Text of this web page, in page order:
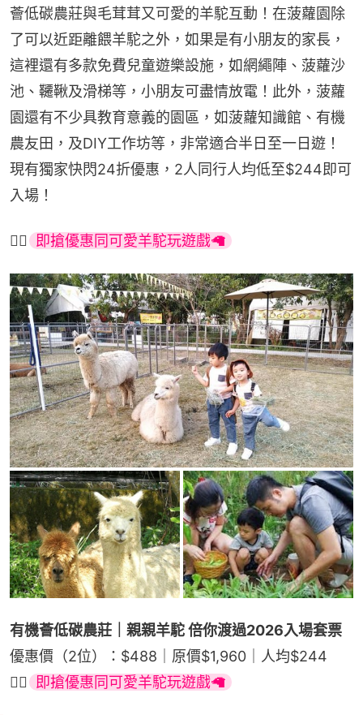
薈低碳農莊與毛茸茸又可愛的羊駝互動！在菠蘿園除
了可以近距離餵羊駝之外，如果是有小朋友的家長，
這裡還有多款免費兒童遊樂設施，如網繩陣、菠蘿沙
池、韆鞦及滑梯等，小朋友可盡情放電！此外，菠蘿
園還有不少具教育意義的園區，如菠蘿知識館、有機
農友田，及DIY工作坊等，非常適合半日至一日遊！
現有獨家快閃24折優惠，2人同行人均低至$244即可
入場！
👉🏻 即搶優惠同可愛羊駝玩遊戲🦙
有機薈低碳農莊｜親親羊駝 倍你渡過2026入場套票
優惠價（2位）：$488｜原價$1,960｜人均$244
👉🏻
即搶優惠同可愛羊駝玩遊戲🦙